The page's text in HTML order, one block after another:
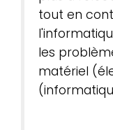
tout en
les
matériel